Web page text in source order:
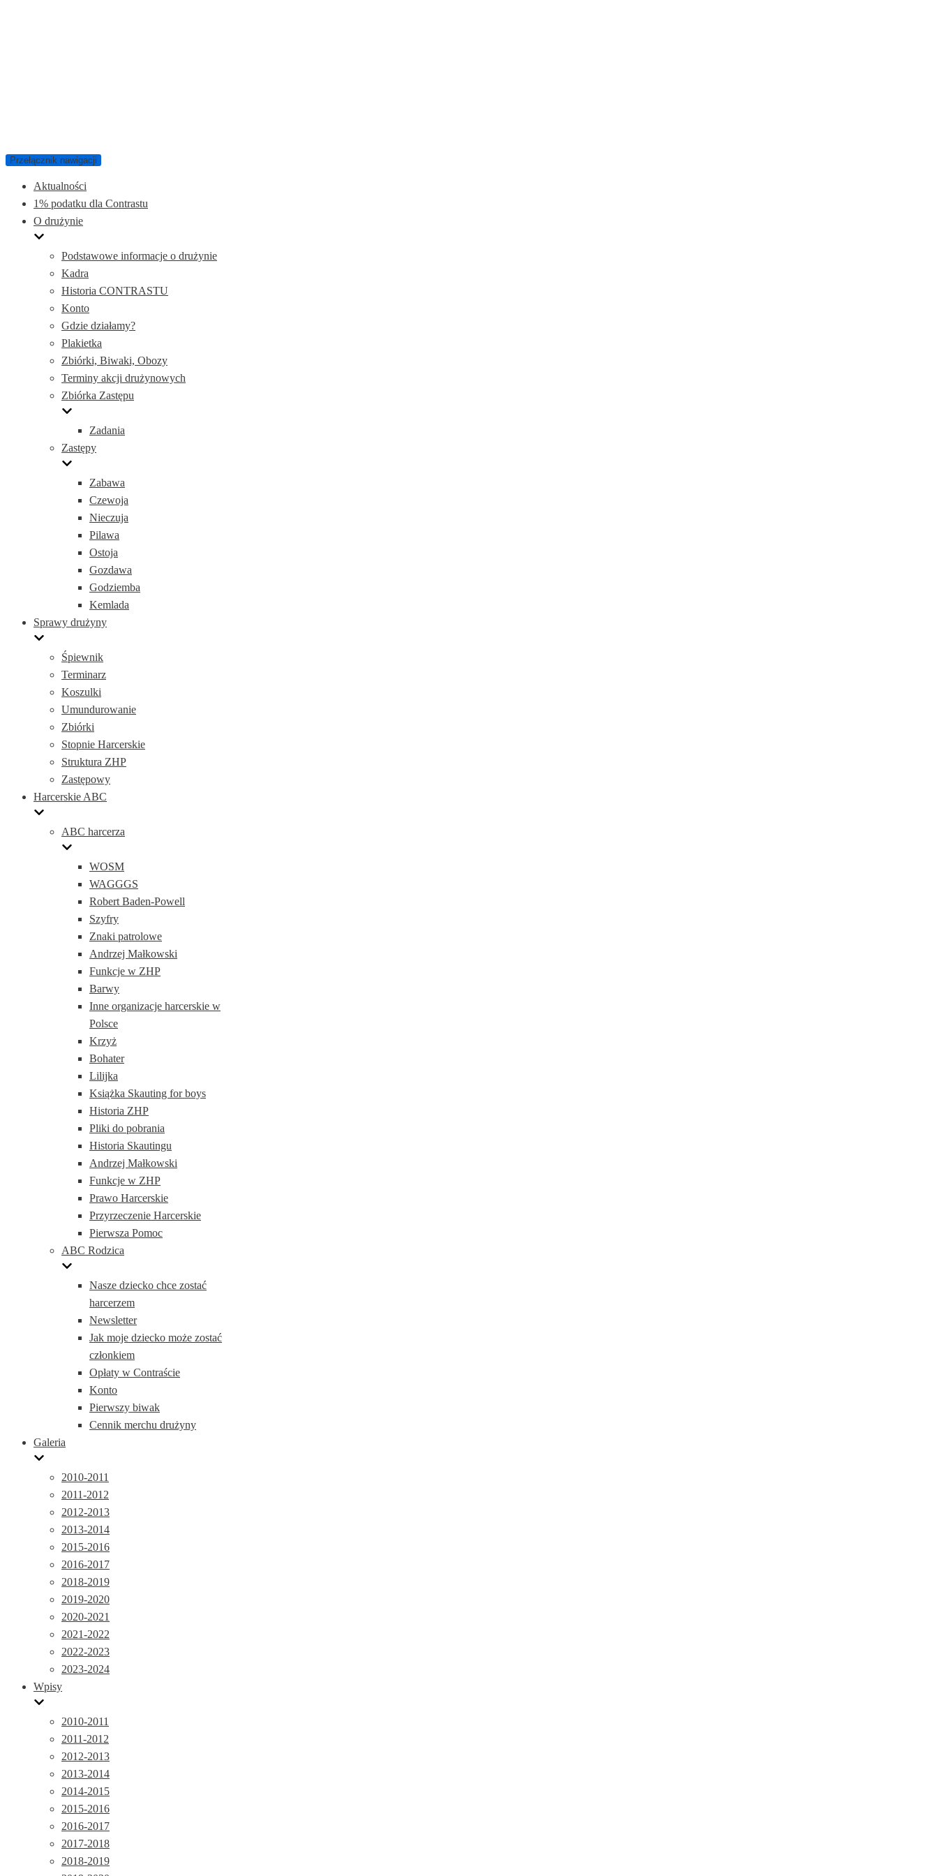
Przełącznik nawigacji
Aktualności
1% podatku dla Contrastu
O drużynie
Podstawowe informacje o drużynie
Kadra
Historia CONTRASTU
Konto
Gdzie działamy?
Plakietka
Zbiórki, Biwaki, Obozy
Terminy akcji drużynowych
Zbiórka Zastępu
Zadania
Zastępy
Zabawa
Czewoja
Nieczuja
Pilawa
Ostoja
Gozdawa
Godziemba
Kemlada
Sprawy drużyny
Śpiewnik
Terminarz
Koszulki
Umundurowanie
Zbiórki
Stopnie Harcerskie
Struktura ZHP
Zastępowy
Harcerskie ABC
ABC harcerza
WOSM
WAGGGS
Robert Baden-Powell
Szyfry
Znaki patrolowe
Andrzej Małkowski
Funkcje w ZHP
Barwy
Inne organizacje harcerskie w
Polsce
Krzyż
Bohater
Lilijka
Książka Skauting for boys
Historia ZHP
Pliki do pobrania
Historia Skautingu
Andrzej Małkowski
Funkcje w ZHP
Prawo Harcerskie
Przyrzeczenie Harcerskie
Pierwsza Pomoc
ABC Rodzica
Nasze dziecko chce zostać
harcerzem
Newsletter
Jak moje dziecko może zostać
członkiem
Opłaty w Contraście
Konto
Pierwszy biwak
Cennik merchu drużyny
Galeria
2010-2011
2011-2012
2012-2013
2013-2014
2015-2016
2016-2017
2018-2019
2019-2020
2020-2021
2021-2022
2022-2023
2023-2024
Wpisy
2010-2011
2011-2012
2012-2013
2013-2014
2014-2015
2015-2016
2016-2017
2017-2018
2018-2019